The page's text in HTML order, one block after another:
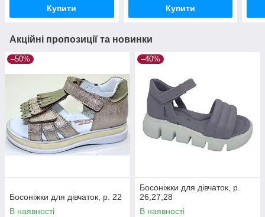
Купити Купити
Акційні пропозиції та новинки
–50%
Босоніжки для дівчаток, р. 22
В наявності
–40%
Босоніжки для дівчаток, р.
26,27,28
В наявності